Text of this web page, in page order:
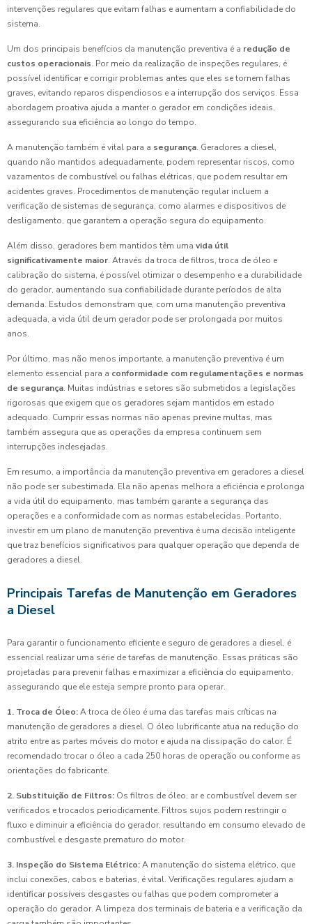
intervenções regulares que evitam falhas e aumentam a confiabilidade do
sistema.
Um dos principais benefícios da manutenção preventiva é a redução de
custos operacionais. Por meio da realização de inspeções regulares, é
possível identificar e corrigir problemas antes que eles se tornem falhas
graves, evitando reparos dispendiosos e a interrupção dos serviços. Essa
abordagem proativa ajuda a manter o gerador em condições ideais,
assegurando sua eficiência ao longo do tempo.
A manutenção também é vital para a segurança. Geradores a diesel,
quando não mantidos adequadamente, podem representar riscos, como
vazamentos de combustível ou falhas elétricas, que podem resultar em
acidentes graves. Procedimentos de manutenção regular incluem a
verificação de sistemas de segurança, como alarmes e dispositivos de
desligamento, que garantem a operação segura do equipamento.
Além disso, geradores bem mantidos têm uma vida útil
significativamente maior. Através da troca de filtros, troca de óleo e
calibração do sistema, é possível otimizar o desempenho e a durabilidade
do gerador, aumentando sua confiabilidade durante períodos de alta
demanda. Estudos demonstram que, com uma manutenção preventiva
adequada, a vida útil de um gerador pode ser prolongada por muitos
anos.
Por último, mas não menos importante, a manutenção preventiva é um
elemento essencial para a conformidade com regulamentações e normas
de segurança. Muitas indústrias e setores são submetidos a legislações
rigorosas que exigem que os geradores sejam mantidos em estado
adequado. Cumprir essas normas não apenas previne multas, mas
também assegura que as operações da empresa continuem sem
interrupções indesejadas.
Em resumo, a importância da manutenção preventiva em geradores a diesel
não pode ser subestimada. Ela não apenas melhora a eficiência e prolonga
a vida útil do equipamento, mas também garante a segurança das
operações e a conformidade com as normas estabelecidas. Portanto,
investir em um plano de manutenção preventiva é uma decisão inteligente
que traz benefícios significativos para qualquer operação que dependa de
geradores a diesel.
Principais Tarefas de Manutenção em Geradores
a Diesel
Para garantir o funcionamento eficiente e seguro de geradores a diesel, é
essencial realizar uma série de tarefas de manutenção. Essas práticas são
projetadas para prevenir falhas e maximizar a eficiência do equipamento,
assegurando que ele esteja sempre pronto para operar.
1. Troca de Óleo:A troca de óleo é uma das tarefas mais críticas na
manutenção de geradores a diesel. O óleo lubrificante atua na redução do
atrito entre as partes móveis do motor e ajuda na dissipação do calor. É
recomendado trocar o óleo a cada 250 horas de operação ou conforme as
orientações do fabricante.
2. Substituição de Filtros: Os filtros de óleo, ar e combustível devem ser
verificados e trocados periodicamente. Filtros sujos podem restringir o
fluxo e diminuir a eficiência do gerador, resultando em consumo elevado de
combustível e desgaste prematuro do motor.
3. Inspeção do Sistema Elétrico:A manutenção do sistema elétrico, que
inclui conexões, cabos e baterias, é vital. Verificações regulares ajudam a
identificar possíveis desgastes ou falhas que podem comprometer a
operação do gerador. A limpeza dos terminais de bateria e a verificação da